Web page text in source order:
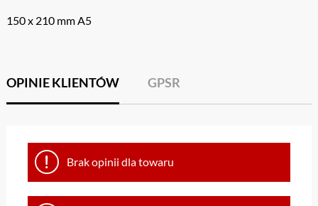
150 x 210 mm A5
OPINIE KLIENTÓW GPSR
Brak opinii dla towaru